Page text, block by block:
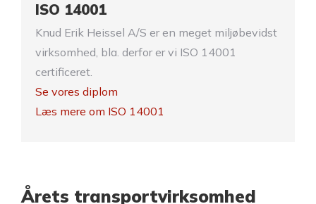
Årets transportvirksomhed
ISO 14001
Knud Erik Heissel A/S er en meget miljøbevidst
virksomhed, bla. derfor er vi ISO 14001
certificeret.
Se vores diplom
Læs mere om ISO 14001